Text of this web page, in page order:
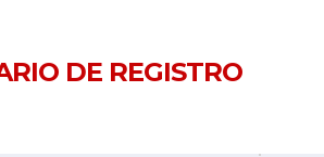
DE REGISTRO